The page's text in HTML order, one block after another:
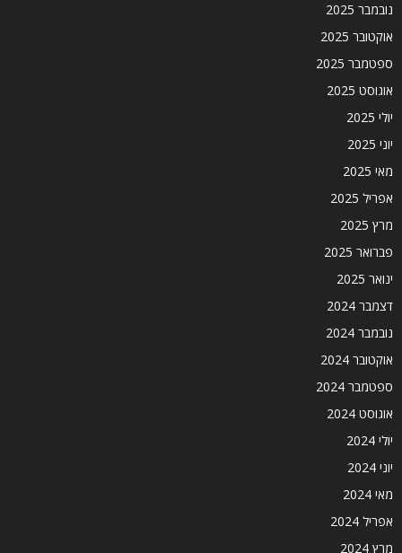
נובמבר 2025
אוקטובר 2025
ספטמבר 2025
אוגוסט 2025
יולי 2025
יוני 2025
מאי 2025
אפריל 2025
מרץ 2025
פברואר 2025
ינואר 2025
דצמבר 2024
נובמבר 2024
אוקטובר 2024
ספטמבר 2024
אוגוסט 2024
יולי 2024
יוני 2024
מאי 2024
אפריל 2024
מרץ 2024